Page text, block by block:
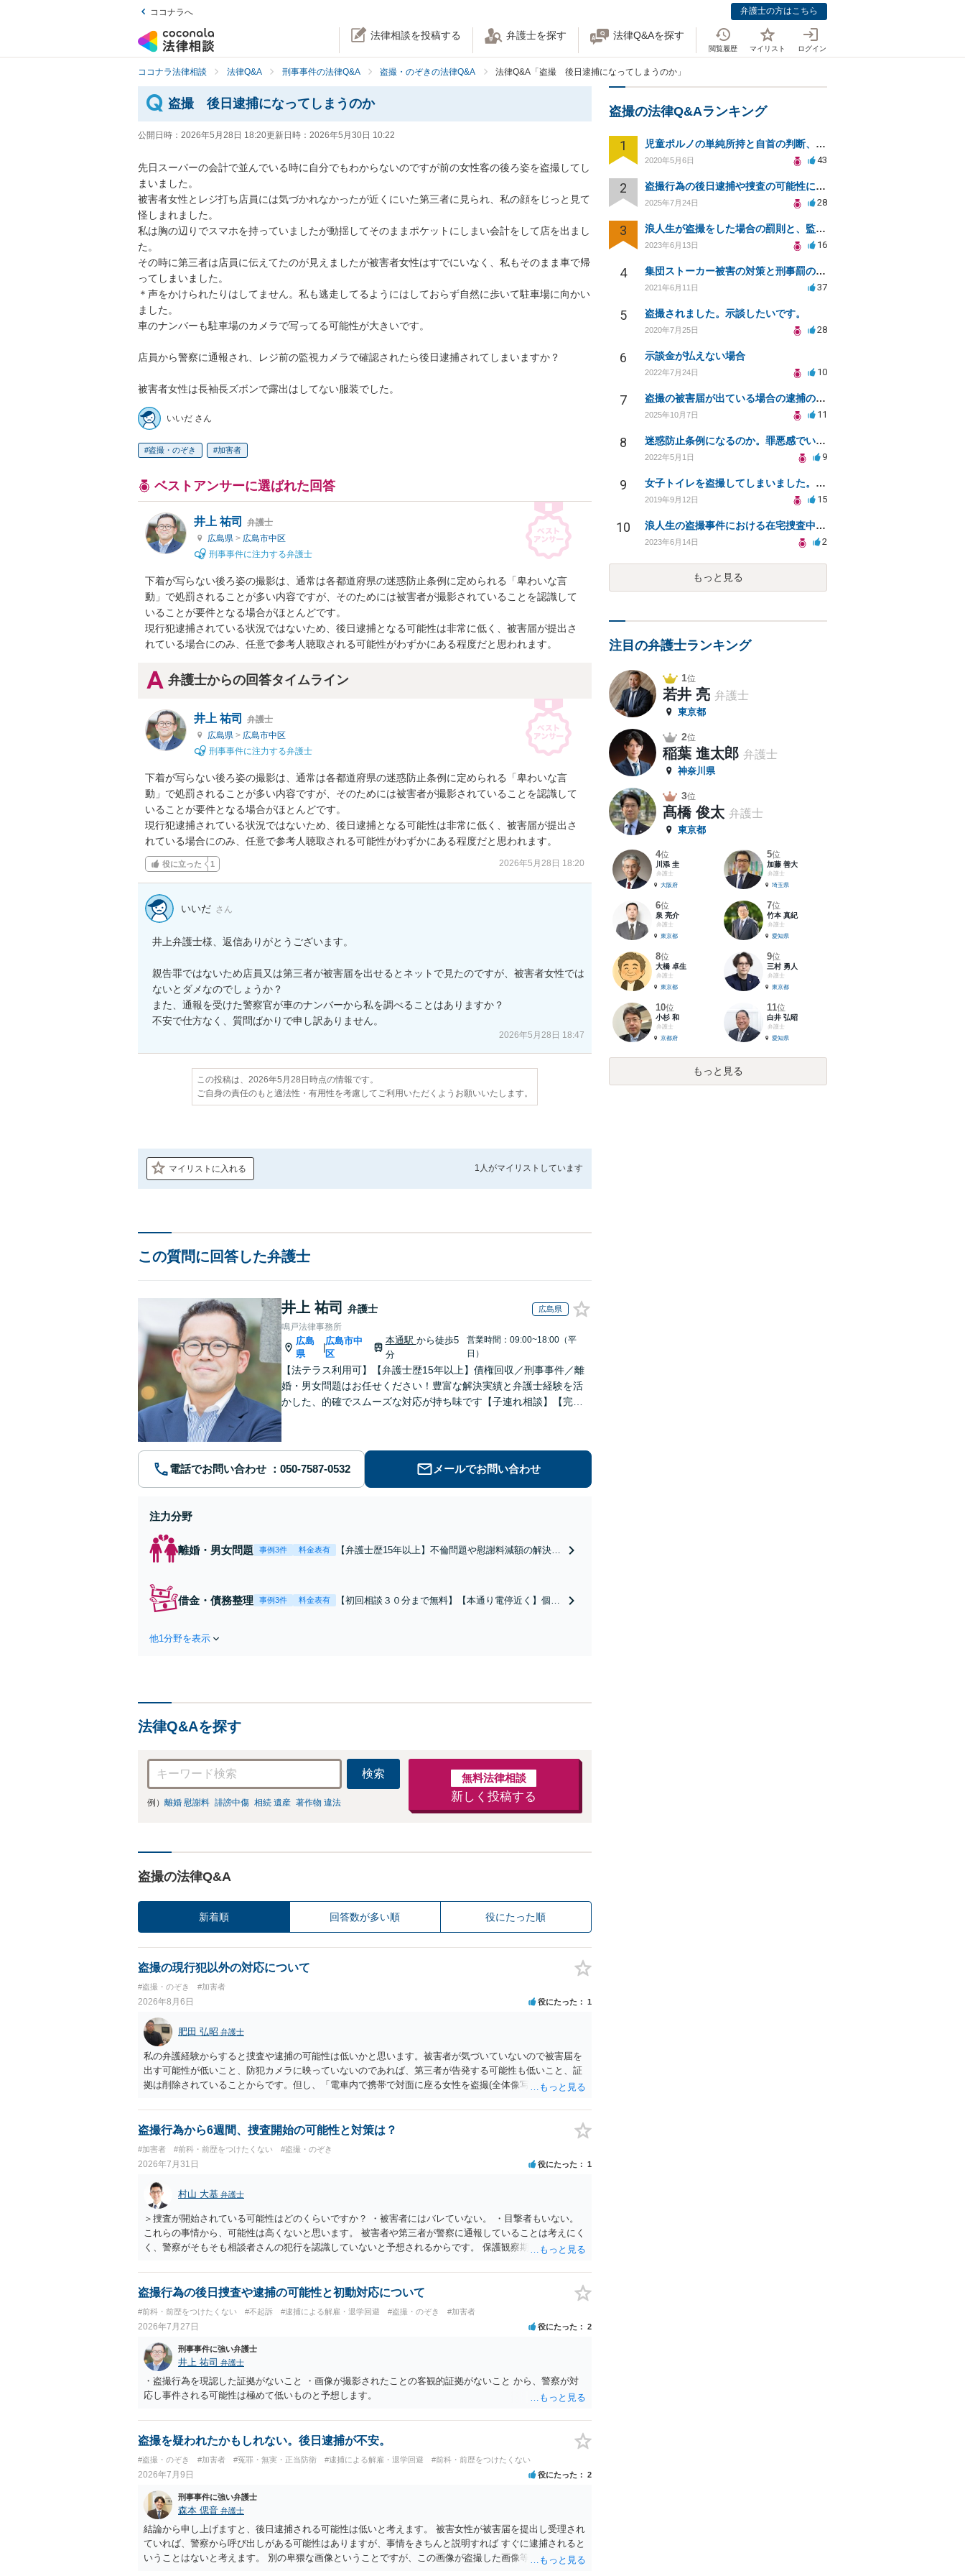
ココナラへ 弁護士の方はこちら
法律相談を投稿する 弁護士を探す 法律Q&Aを探す
閲覧履歴 マイリスト ログイン
ココナラ法律相談 法律Q&A 刑事事件の法律Q&A 盗撮・のぞきの法律Q&A 法律Q&A「盗撮 後日逮捕になってしまうのか」
盗撮 後日逮捕になってしまうのか
公開日時： 2026年5月28日 18:20更新日時： 2026年5月30日 10:22
先日スーパーの会計で並んでいる時に自分でもわからないのですが前の女性客の後ろ姿を盗撮してし
まいました。
被害者女性とレジ打ち店員には気づかれなかったが近くにいた第三者に見られ、私の顔をじっと見て
怪しまれました。
私は胸の辺りでスマホを持っていましたが動揺してそのままポケットにしまい会計をして店を出まし
た。
その時に第三者は店員に伝えてたのが見えましたが被害者女性はすでにいなく、私もそのまま車で帰
ってしまいました。
＊声をかけられたりはしてません。私も逃走してるようにはしておらず自然に歩いて駐車場に向かい
ました。
車のナンバーも駐車場のカメラで写ってる可能性が大きいです。
店員から警察に通報され、レジ前の監視カメラで確認されたら後日逮捕されてしまいますか？
被害者女性は長袖長ズボンで露出はしてない服装でした。
いいだ さん
盗撮・のぞき 加害者
ベストアンサーに選ばれた回答
井上 祐司
弁護士
広島県 > 広島市中区
刑事事件に注力する弁護士
下着が写らない後ろ姿の撮影は、通常は各都道府県の迷惑防止条例に定められる「卑わいな言
動」で処罰されることが多い内容ですが、そのためには被害者が撮影されていることを認識して
いることが要件となる場合がほとんどです。
現行犯逮捕されている状況ではないため、後日逮捕となる可能性は非常に低く、被害届が提出さ
れている場合にのみ、任意で参考人聴取される可能性がわずかにある程度だと思われます。
弁護士からの回答タイムライン
井上 祐司
弁護士
広島県 > 広島市中区
刑事事件に注力する弁護士
下着が写らない後ろ姿の撮影は、通常は各都道府県の迷惑防止条例に定められる「卑わいな言
動」で処罰されることが多い内容ですが、そのためには被害者が撮影されていることを認識して
いることが要件となる場合がほとんどです。
現行犯逮捕されている状況ではないため、後日逮捕となる可能性は非常に低く、被害届が提出さ
れている場合にのみ、任意で参考人聴取される可能性がわずかにある程度だと思われます。
役に立った 1 2026年5月28日 18:20
いいだ さん
井上弁護士様、返信ありがとうございます。
親告罪ではないため店員又は第三者が被害届を出せるとネットで見たのですが、被害者女性では
ないとダメなのでしょうか？
また、通報を受けた警察官が車のナンバーから私を調べることはありますか？
不安で仕方なく、質問ばかりで申し訳ありません。
2026年5月28日 18:47
この投稿は、2026年5月28日時点の情報です。
ご自身の責任のもと適法性・有用性を考慮してご利用いただくようお願いいたします。
マイリストに入れる 1人がマイリストしています
この質問に回答した弁護士
井上 祐司 弁護士 広島県
鳴戸法律事務所
広島
県
|
広島市中
区
本通駅 から徒歩5
分
営業時間：09:00~18:00（平
日）
【法テラス利用可】【弁護士歴15年以上】債権回収／刑事事件／離
婚・男女問題はお任せください！豊富な解決実績と弁護士経験を活
かした、的確でスムーズな対応が持ち味です【子連れ相談】【完全
電話でお問い合わせ メールでお問い合わせ
注力分野
離婚・男女問題 事例3件 料金表有
【弁護士歴15年以上】不倫問題や慰謝料減額の解決実
室】【子連れ相談可】【本通駅5分】
借金・債務整理 事例3件 料金表有
【初回相談３０分まで無料】【本通り電停近く】個
他1分野を表示
法律Q&Aを探す
検索
例） 離婚 慰謝料 誹謗中傷 相続 遺産 著作物 違法
無料法律相談
新しく投稿する
盗撮の法律Q&A
新着順 回答数が多い順 役にたった順
盗撮の現行犯以外の対応について
#盗撮・のぞき #加害者
2026年8月6日 役にたった 1
肥田 弘昭 弁護士
私の弁護経験からすると捜査や逮捕の可能性は低いかと思います。被害者が気づいていないので被害届を
出す可能性が低いこと、防犯カメラに映っていないのであれば、第三者が告発する可能性も低いこと、証
拠は削除されていることからです。但し、「電車内で携帯で対面に座る女性を盗撮(全体像写真1枚と5秒程
査段階では性的姿態等撮影罪の被疑事実で逮捕勾留されるケースが私の弁護経験では多くなった印象です
（最終的には不起訴ないし各都道府県の迷惑防止条例違反になることもあります）。2度としないことを
盗撮行為から6週間、捜査開始の可能性と対策は？
#加害者 #前科・前歴をつけたくない #盗撮・のぞき
2026年7月31日 役にたった 1
村山 大基 弁護士
＞捜査が開始されている可能性はどのくらいですか？ ・被害者にはバレていない。 ・目撃者もいない。
これらの事情から、可能性は高くないと思います。 被害者や第三者が警察に通報していることは考えにく
く、警察がそもそも相談者さんの犯行を認識していないと予想されるからです。 保護観察期間中とのこと
盗撮行為の後日捜査や逮捕の可能性と初動対応について
#前科・前歴をつけたくない #不起訴 #逮捕による解雇・退学回避 #盗撮・のぞき #加害者
2026年7月27日 役にたった 2
刑事事件に強い弁護士
井上 祐司 弁護士
・盗撮行為を現認した証拠がないこと ・画像が撮影されたことの客観的証拠がないこと から、警察が対
応し事件される可能性は極めて低いものと予想します。
盗撮を疑われたかもしれない。後日逮捕が不安。
#盗撮・のぞき #加害者 #冤罪・無実・正当防衛 #逮捕による解雇・退学回避 #前科・前歴をつけたくない
2026年7月9日 役にたった 2
刑事事件に強い弁護士
森本 偲音 弁護士
結論から申し上げますと、後日逮捕される可能性は低いと考えます。 被害女性が被害届を提出し受理され
ていれば、警察から呼び出しがある可能性はありますが、事情をきちんと説明すれば すぐに逮捕されると
いうことはないと考えます。 別の卑猥な画像ということですが、この画像が盗撮した画像等であれば別途
盗撮の法律Q&Aランキング
1 児童ポルノの単純所持と自首の判断、法的リスクとは
2020年5月6日 43
2 盗撮行為の後日逮捕や捜査の可能性について弁護士に相談したい
2025年7月24日 28
3 浪人生が盗撮をした場合の罰則と、監視カメラによる確認について
2023年6月13日 16
4 集団ストーカー被害の対策と刑事罰のための相談先は？
2021年6月11日 37
5 盗撮されました。示談したいです。
2020年7月25日 28
6 示談金が払えない場合
2022年7月24日 10
7 盗撮の被害届が出ている場合の逮捕の可能性は？
2025年10月7日 11
8 迷惑防止条例になるのか。罪悪感でいっぱいです。
2022年5月1日 9
9 女子トイレを盗撮してしまいました。自首することも怖いです。どうすれば良いでしょうか。
2019年9月12日 15
10 浪人生の盗撮事件における在宅捜査中の予備校通学とスマートフォン押収について
2023年6月14日 2
もっと見る
注目の弁護士ランキング
1位
若井 亮 弁護士
東京都
2位
稲葉 進太郎 弁護士
神奈川県
3位
髙橋 俊太 弁護士
東京都
4位
川添 圭
弁護士
大阪府
5位
加藤 善大
弁護士
埼玉県
6位
泉 亮介
弁護士
東京都
7位
竹本 真紀
弁護士
愛知県
8位
大橋 卓生
弁護士
東京都
9位
三村 勇人
弁護士
東京都
10位
小杉 和
弁護士
京都府
11位
白井 弘昭
弁護士
愛知県
もっと見る